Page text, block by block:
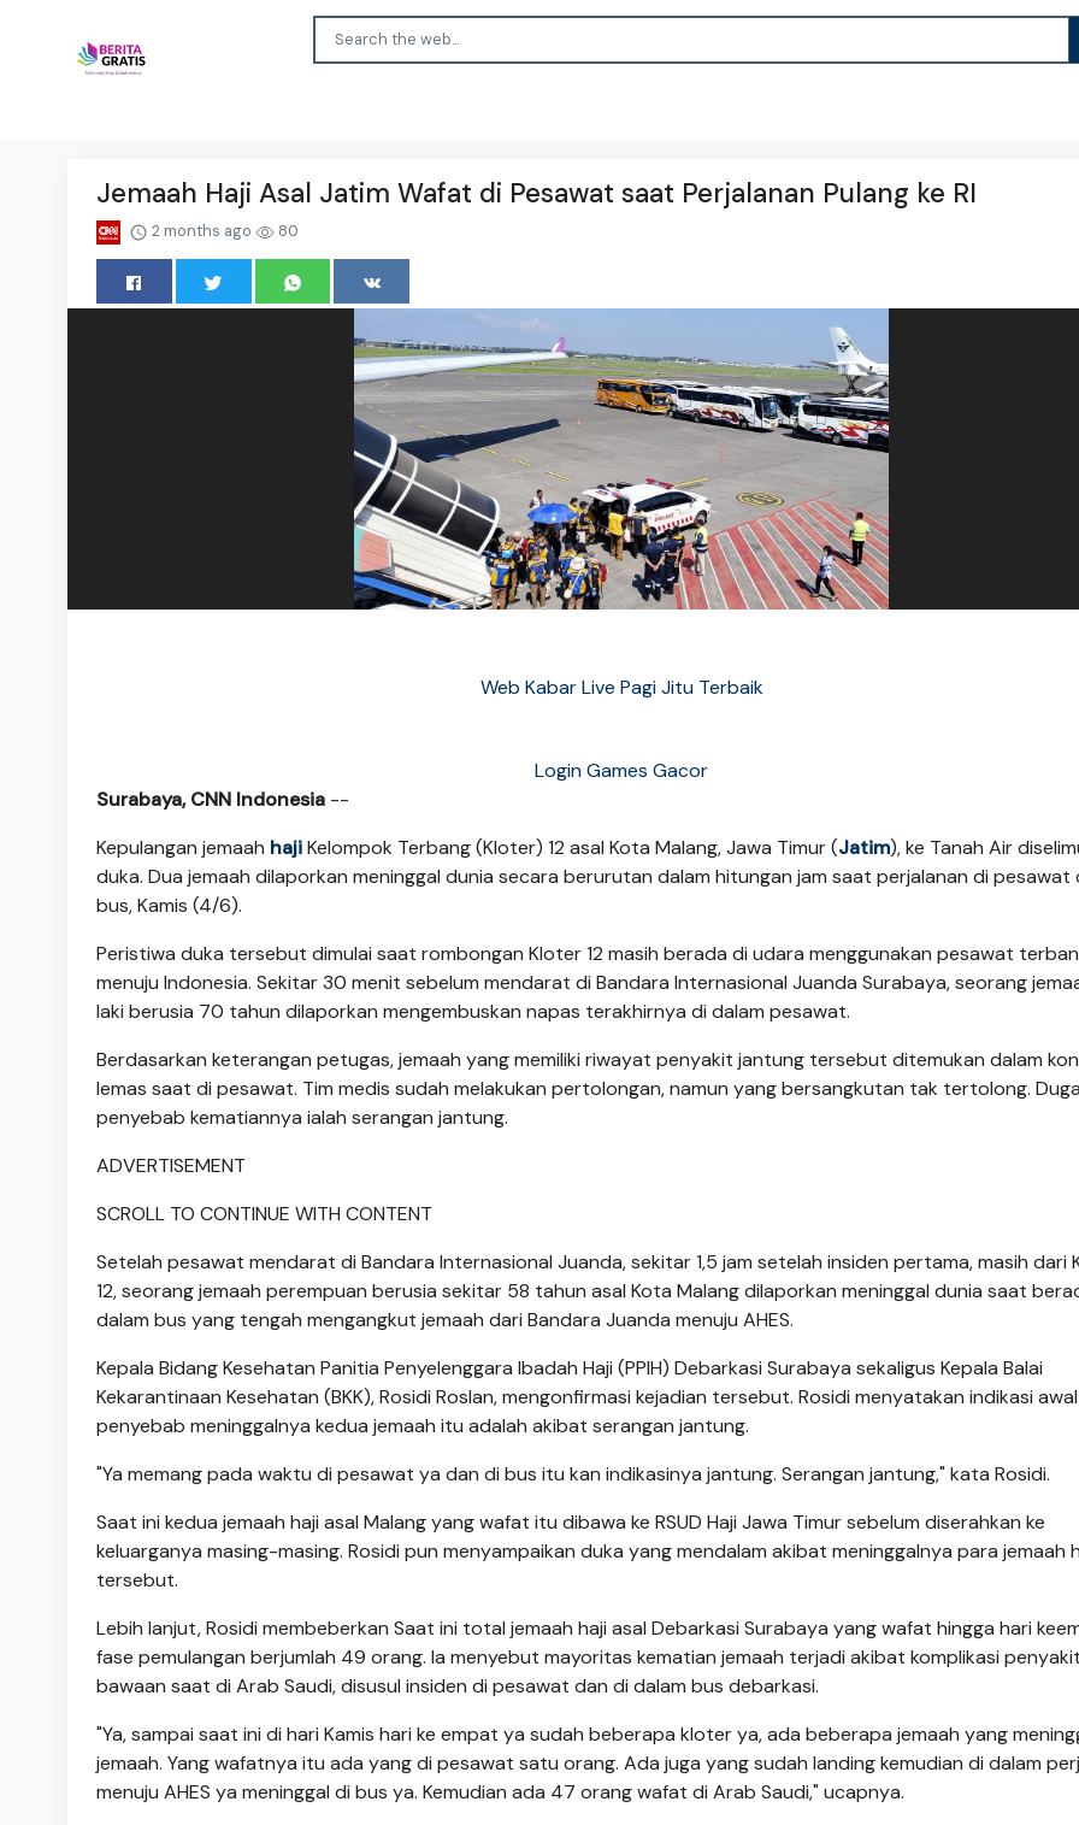
Jemaah Haji Asal Jatim Wafat di Pesawat saat Perjalanan Pulang ke RI
2 months ago 80
Web Kabar Live Pagi Jitu Terbaik
Login Games Gacor
Surabaya, CNN Indonesia --
Kepulangan jemaah hajiKelompok Terbang (Kloter) 12 asal Kota Malang, Jawa Timur (Jatim), ke Tanah Air
duka. Dua jemaah dilaporkan meninggal dunia secara berurutan dalam hitungan jam saat perjalanan di pesawat
bus, Kamis (4/6).
Peristiwa duka tersebut dimulai saat rombongan Kloter 12 masih berada di udara menggunakan pesawat
menuju Indonesia. Sekitar 30 menit sebelum mendarat di Bandara Internasional Juanda Surabaya, seorang
laki berusia 70 tahun dilaporkan mengembuskan napas terakhirnya di dalam pesawat.
Berdasarkan keterangan petugas, jemaah yang memiliki riwayat penyakit jantung tersebut ditemukan dalam
lemas saat di pesawat. Tim medis sudah melakukan pertolongan, namun yang bersangkutan tak tertolong.
penyebab kematiannya ialah serangan jantung.
ADVERTISEMENT
SCROLL TO CONTINUE WITH CONTENT
Setelah pesawat mendarat di Bandara Internasional Juanda, sekitar 1,5 jam setelah insiden pertama, masih dari
12, seorang jemaah perempuan berusia sekitar 58 tahun asal Kota Malang dilaporkan meninggal dunia saat
dalam bus yang tengah mengangkut jemaah dari Bandara Juanda menuju AHES.
Kepala Bidang Kesehatan Panitia Penyelenggara Ibadah Haji (PPIH) Debarkasi Surabaya sekaligus Kepala Balai
Kekarantinaan Kesehatan (BKK), Rosidi Roslan, mengonfirmasi kejadian tersebut. Rosidi menyatakan indikasi awal
penyebab meninggalnya kedua jemaah itu adalah akibat serangan jantung.
"Ya memang pada waktu di pesawat ya dan di bus itu kan indikasinya jantung. Serangan jantung," kata Rosidi.
Saat ini kedua jemaah haji asal Malang yang wafat itu dibawa ke RSUD Haji Jawa Timur sebelum diserahkan ke
keluarganya masing-masing. Rosidi pun menyampaikan duka yang mendalam akibat meninggalnya para jemaah
tersebut.
Lebih lanjut, Rosidi membeberkan Saat ini total jemaah haji asal Debarkasi Surabaya yang wafat hingga hari
fase pemulangan berjumlah 49 orang. Ia menyebut mayoritas kematian jemaah terjadi akibat komplikasi penyakit
bawaan saat di Arab Saudi, disusul insiden di pesawat dan di dalam bus debarkasi.
"Ya, sampai saat ini di hari Kamis hari ke empat ya sudah beberapa kloter ya, ada beberapa jemaah yang
jemaah. Yang wafatnya itu ada yang di pesawat satu orang. Ada juga yang sudah landing kemudian di dalam
menuju AHES ya meninggal di bus ya. Kemudian ada 47 orang wafat di Arab Saudi," ucapnya.